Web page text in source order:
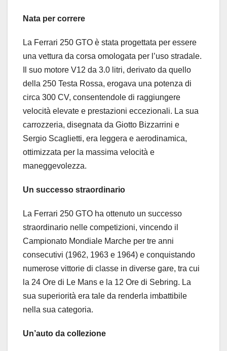
Nata per correre
La Ferrari 250 GTO è stata progettata per essere
una vettura da corsa omologata per l’uso stradale.
Il suo motore V12 da 3.0 litri, derivato da quello
della 250 Testa Rossa, erogava una potenza di
circa 300 CV, consentendole di raggiungere
velocità elevate e prestazioni eccezionali. La sua
carrozzeria, disegnata da Giotto Bizzarrini e
Sergio Scaglietti, era leggera e aerodinamica,
ottimizzata per la massima velocità e
maneggevolezza.
Un successo straordinario
La Ferrari 250 GTO ha ottenuto un successo
straordinario nelle competizioni, vincendo il
Campionato Mondiale Marche per tre anni
consecutivi (1962, 1963 e 1964) e conquistando
numerose vittorie di classe in diverse gare, tra cui
la 24 Ore di Le Mans e la 12 Ore di Sebring. La
sua superiorità era tale da renderla imbattibile
nella sua categoria.
Un’auto da collezione